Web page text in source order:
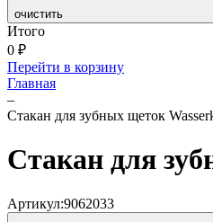
очистить
Итого
0 ₽
Перейти в корзину
Главная
–
Стакан для зубных щеток
Стакан для
Артикул:9062033